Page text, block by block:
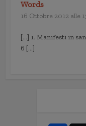
Words
16 Ottobre 2012 alle
[…] 1. Manifesti in
6 […]